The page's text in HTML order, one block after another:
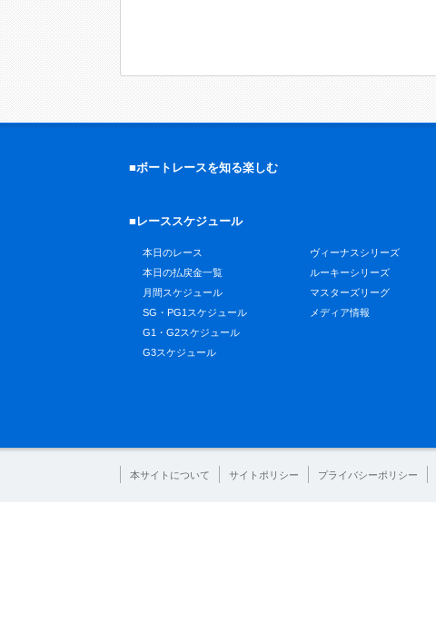
■ボートレースを知る楽しむ
■レーススケジュール
本日のレース
本日の払戻金一覧
月間スケジュール
SG・PG1スケジュール
G1・G2スケジュール
G3スケジュール
ヴィーナスシリーズ
ルーキーシリーズ
マスターズリーグ
メディア情報
本サイトについて サイトポリシー プライバシーポリシー